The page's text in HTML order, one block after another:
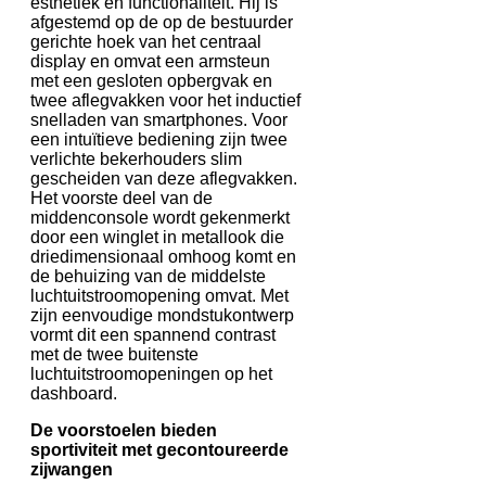
afgestemd op de op de bestuurder
gerichte hoek van het centraal
display en omvat een armsteun
met een gesloten opbergvak en
twee aflegvakken voor het inductief
snelladen van smartphones. Voor
een intuïtieve bediening zijn twee
verlichte bekerhouders slim
gescheiden van deze aflegvakken.
Het voorste deel van de
middenconsole wordt gekenmerkt
door een winglet in metallook die
driedimensionaal omhoog komt en
de behuizing van de middelste
luchtuitstroomopening omvat. Met
zijn eenvoudige mondstukontwerp
vormt dit een spannend contrast
met de twee buitenste
luchtuitstroomopeningen op het
dashboard.
De voorstoelen bieden
sportiviteit met gecontoureerde
zijwangen